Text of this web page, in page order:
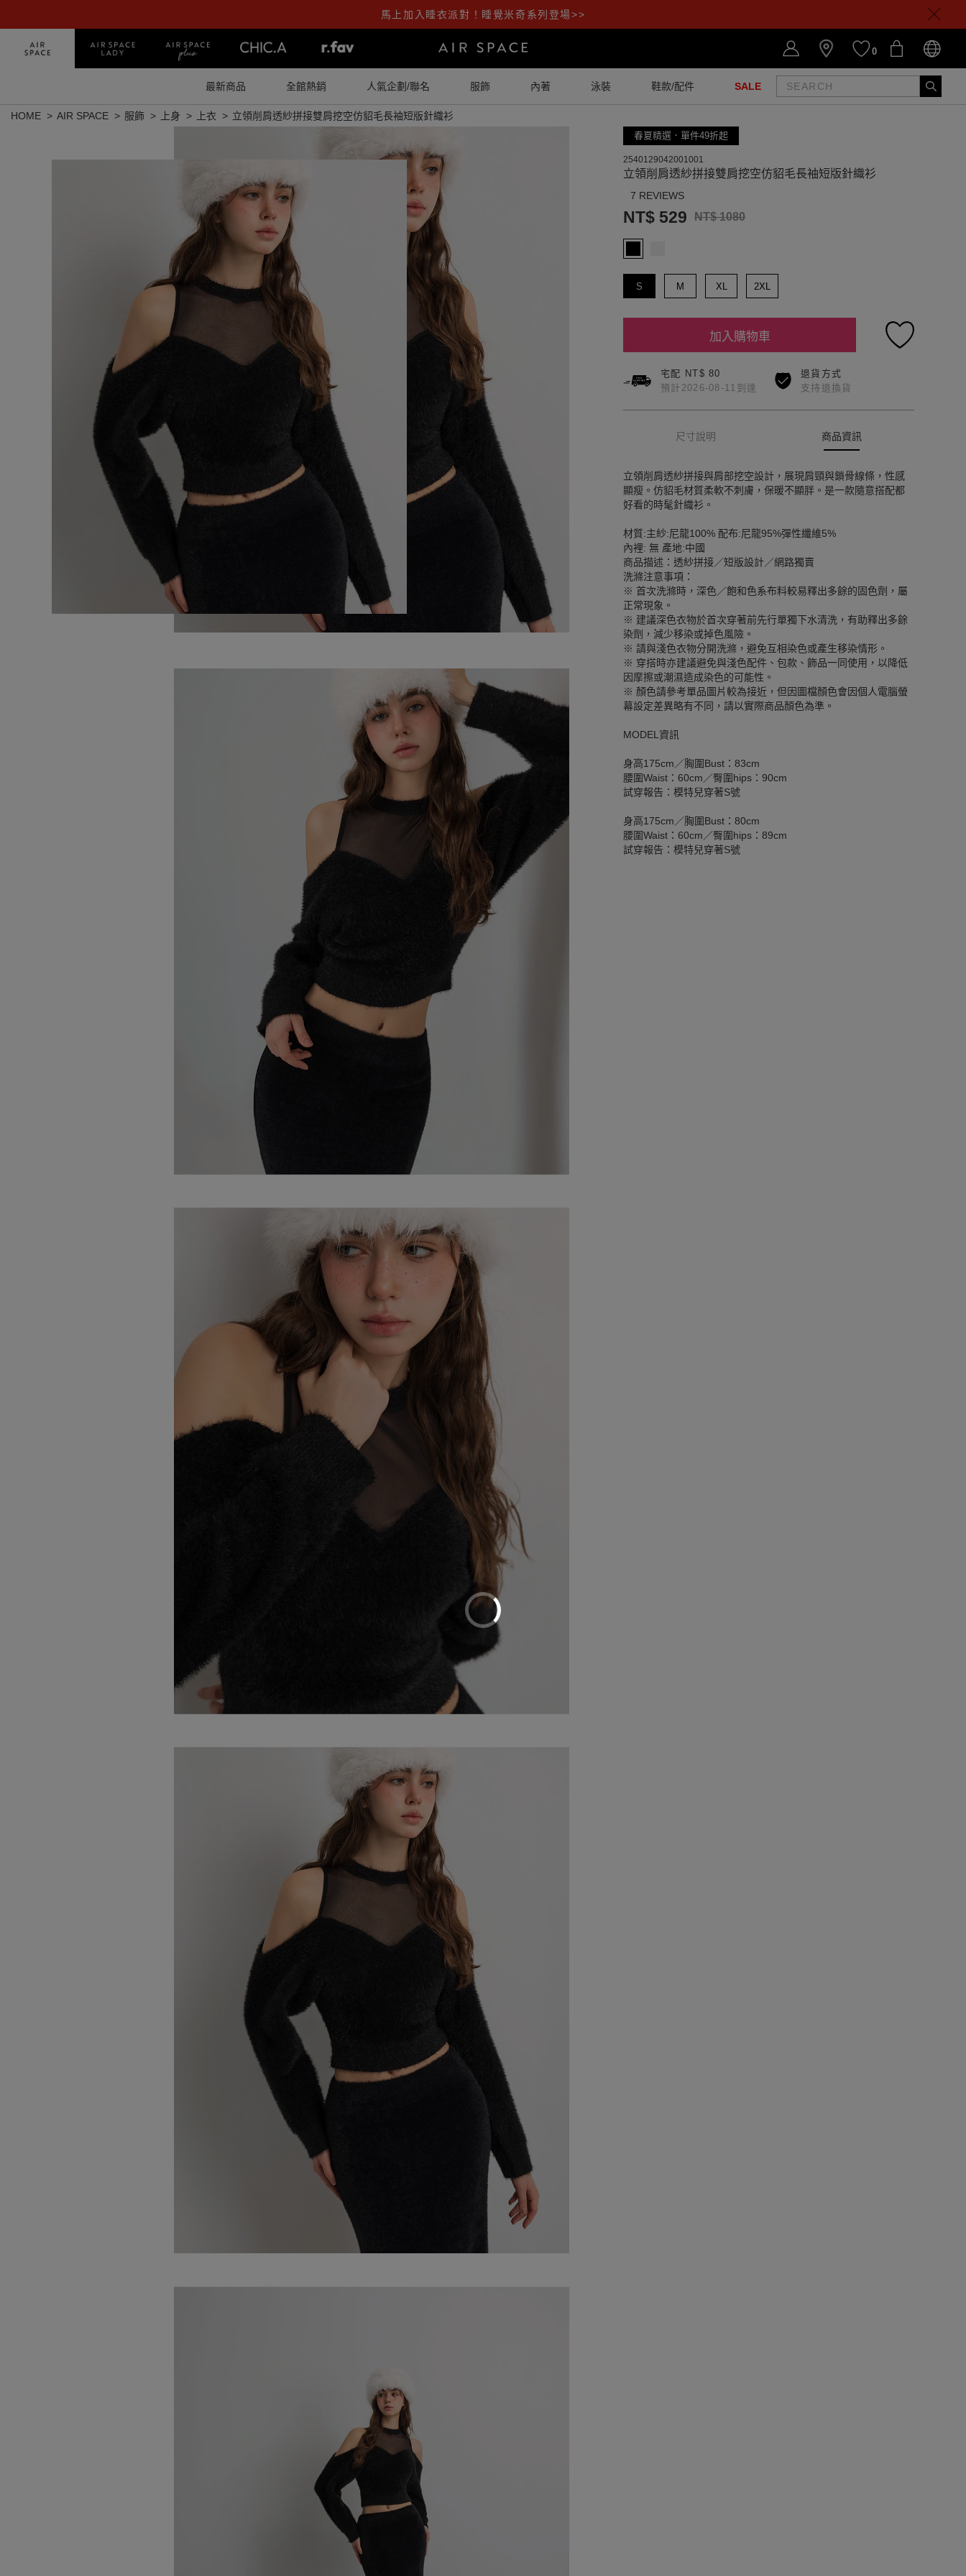
馬上加入睡衣派對！睡覺米奇系列登場>>
0
最新商品 全館熱銷 人氣企劃/聯名 服飾 內著 泳裝 鞋款/配件 SALE
HOME AIR SPACE 服飾 上身 上衣 立領削肩透紗拼接雙肩挖空仿貂毛長袖短版針織衫
春夏精選．單件49折起
2540129042001001
立領削肩透紗拼接雙肩挖空仿貂毛長袖短版針織衫
7 REVIEWS
NT$ 529 NT$ 1080
S M XL 2XL
加入購物車
宅配 NT$ 80
預計2026-08-11到達
退貨方式
支持退換貨
尺寸說明 商品資訊
立領削肩透紗拼接與肩部挖空設計，展現肩頸與鎖骨線條，性感
顯瘦。仿貂毛材質柔軟不刺膚，保暖不顯胖。是一款隨意搭配都
好看的時髦針織衫。
材質:主紗:尼龍100% 配布:尼龍95%彈性纖維5%
內裡: 無 產地:中國
商品描述：透紗拼接／短版設計／網路獨賣
洗滌注意事項：
※ 首次洗滌時，深色／飽和色系布料較易釋出多餘的固色劑，屬
正常現象。
※ 建議深色衣物於首次穿著前先行單獨下水清洗，有助釋出多餘
染劑，減少移染或掉色風險。
※ 請與淺色衣物分開洗滌，避免互相染色或產生移染情形。
※ 穿搭時亦建議避免與淺色配件、包款、飾品一同使用，以降低
因摩擦或潮濕造成染色的可能性。
※ 顏色請參考單品圖片較為接近，但因圖檔顏色會因個人電腦螢
幕設定差異略有不同，請以實際商品顏色為準。
MODEL資訊
身高175cm／胸圍Bust：83cm
腰圍Waist：60cm／臀圍hips：90cm
試穿報告：模特兒穿著S號
身高175cm／胸圍Bust：80cm
腰圍Waist：60cm／臀圍hips：89cm
試穿報告：模特兒穿著S號